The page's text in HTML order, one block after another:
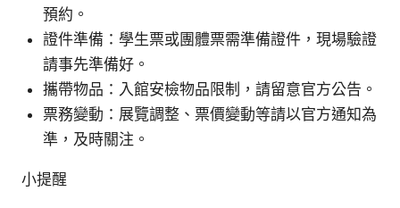
預約。
證件準備：學生票或團體票需準備證件，現場驗證
請事先準備好。
攜帶物品：入館安檢物品限制，請留意官方公告。
票務變動：展覽調整、票價變動等請以官方通知為
準，及時關注。
小提醒